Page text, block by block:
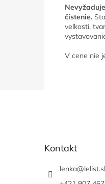
čistenie.
veľkosti,
V cene nie
Kontakt
lenka@